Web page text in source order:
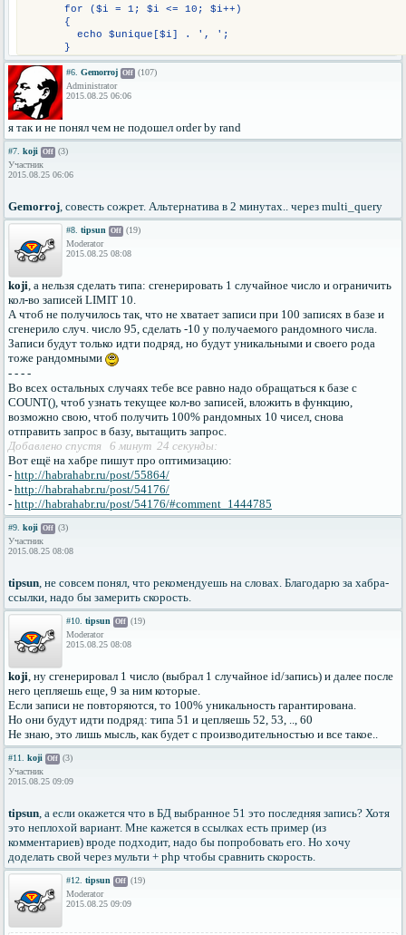
      for ($i = 1; $i <= 10; $i++)
      {
        echo $unique[$i] . ', ';
      }
#6. Gemorroj Off (107)
Administrator
2015.08.25 06:06
я так и не понял чем не подошел order by rand
#7. koji Off (3)
Участник
2015.08.25 06:06
Gemorroj, совесть сожрет. Альтернатива в 2 минутах.. через multi_query
#8. tipsun Off (19)
Moderator
2015.08.25 08:08
koji, а нельзя сделать типа: сгенерировать 1 случайное число и ограничить
кол-во записей LIMIT 10.
А чтоб не получилось так, что не хватает записи при 100 записях в базе и
сгенерило случ. число 95, сделать -10 у получаемого рандомного числа.
Записи будут только идти подряд, но будут уникальными и своего рода
тоже рандомными
- - - -
Во всех остальных случаях тебе все равно надо обращаться к базе с
COUNT(), чтоб узнать текущее кол-во записей, вложить в функцию,
возможно свою, чтоб получить 100% рандомных 10 чисел, снова
отправить запрос в базу, вытащить запрос.
Добавлено спустя 6 минут 24 секунды:
Вот ещё на хабре пишут про оптимизацию:
- http://habrahabr.ru/post/55864/
- http://habrahabr.ru/post/54176/
- http://habrahabr.ru/post/54176/#comment_1444785
#9. koji Off (3)
Участник
2015.08.25 08:08
tipsun , не совсем понял, что рекомендуешь на словах. Благодарю за хабра-
ссылки, надо бы замерить скорость.
#10. tipsun Off (19)
Moderator
2015.08.25 08:08
koji , ну сгенерировал 1 число (выбрал 1 случайное id/запись) и далее после
него цепляешь еще, 9 за ним которые.
Если записи не повторяются, то 100% уникальность гарантирована.
Но они будут идти подряд: типа 51 и цепляешь 52, 53, .., 60
Не знаю, это лишь мысль, как будет с производительностью и все такое..
#11. koji Off (3)
Участник
2015.08.25 09:09
tipsun , а если окажется что в БД выбранное 51 это последняя запись? Хотя
это неплохой вариант. Мне кажется в ссылках есть пример (из
комментариев) вроде подходит, надо бы попробовать его. Но хочу
доделать свой через мульти + php чтобы сравнить скорость.
#12. tipsun Off (19)
Moderator
2015.08.25 09:09